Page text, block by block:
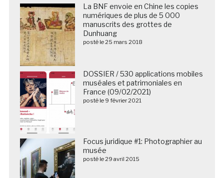
La BNF envoie en Chine les copies
numériques de plus de 5 000
manuscrits des grottes de
Dunhuang
posté le 25 mars 2018
DOSSIER / 530 applications mobiles
muséales et patrimoniales en
France (09/02/2021)
posté le 9 février 2021
Focus juridique #1: Photographier au
musée
posté le 29 avril 2015